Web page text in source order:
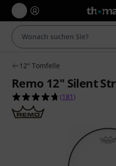
12" Tomfelle
Remo 12" Silent
4.7 von 5
(181 )